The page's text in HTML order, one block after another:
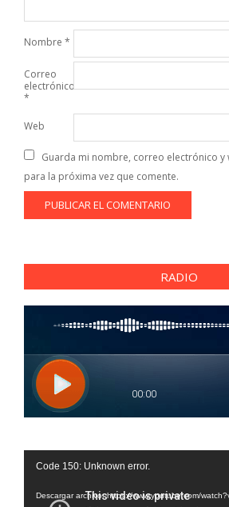
Nombre *
Correo
electrónico
*
Web
Guarda mi nombre, correo electrónico y
para la próxima vez que comente.
RADIO
Reproductor
vídeo
Code 150: Unknown error.
Descargar archivo: https://www.youtube.com/